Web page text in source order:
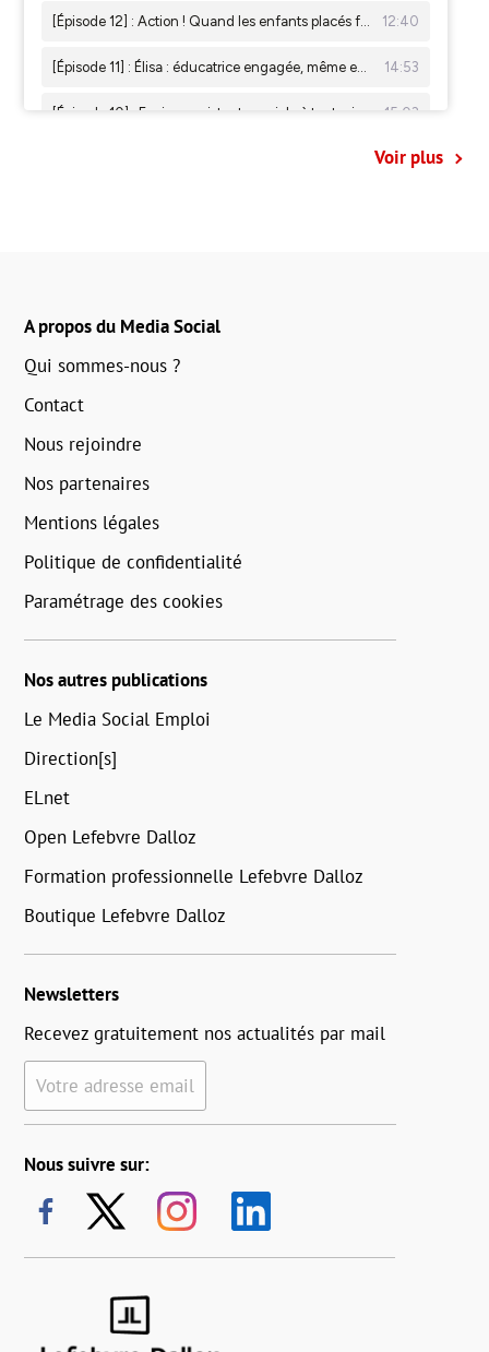
Voir plus
A propos du Media Social
Qui sommes-nous ?
Contact
Nous rejoindre
Nos partenaires
Mentions légales
Politique de confidentialité
Paramétrage des cookies
Nos autres publications
Le Media Social Emploi
Direction[s]
ELnet
Open Lefebvre Dalloz
Formation professionnelle Lefebvre Dalloz
Boutique Lefebvre Dalloz
Newsletters
Recevez gratuitement nos actualités par mail
Votre adresse email
Nous suivre sur: